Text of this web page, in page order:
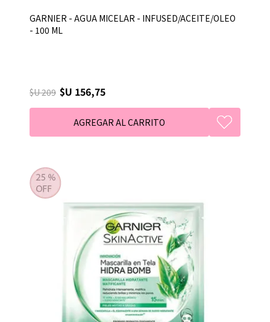
GARNIER - AGUA MICELAR - INFUSED/ACEITE/OLEO
- 100 ML
$U 209 $U 156,75